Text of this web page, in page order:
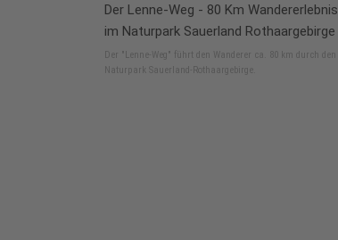
Der Lenne-Weg - 80 Km Wandererlebnis
im Naturpark Sauerland Rothaargebirge
Der "Lenne-Weg" führt den Wanderer ca. 80 km durch den
Naturpark Sauerland-Rothaargebirge.